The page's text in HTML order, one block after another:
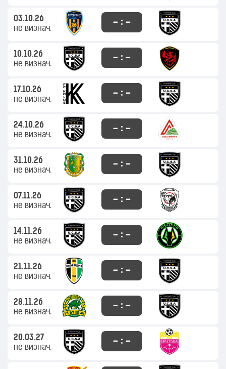
03.10.26
не визнач.
– : –
10.10.26
не визнач.
– : –
17.10.26
не визнач.
– : –
24.10.26
не визнач.
– : –
31.10.26
не визнач.
– : –
07.11.26
не визнач.
– : –
14.11.26
не визнач.
– : –
21.11.26
не визнач.
– : –
28.11.26
не визнач.
– : –
20.03.27
не визнач.
– : –